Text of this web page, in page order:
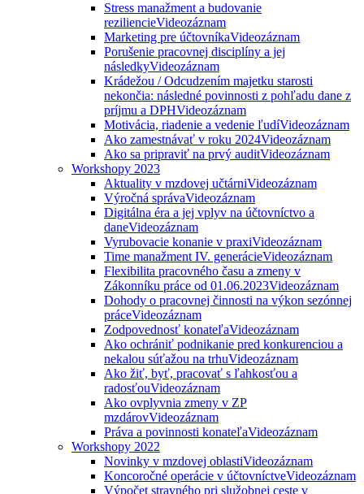
Stress manažment a budovanie
reziliencieVideozáznam
Marketing pre účtovníkaVideozáznam
Porušenie pracovnej disciplíny a jej
následkyVideozáznam
Krádežou / Odcudzením majetku starosti
nekončia: následné povinnosti z pohľadu dane z
príjmu a DPHVideozáznam
Motivácia, riadenie a vedenie ľudíVideozáznam
Ako zamestnávať v roku 2024Videozáznam
Ako sa pripraviť na prvý auditVideozáznam
Workshopy 2023
Aktuality v mzdovej učtárniVideozáznam
Výročná správaVideozáznam
Digitálna éra a jej vplyv na účtovníctvo a
daneVideozáznam
Vyrubovacie konanie v praxiVideozáznam
Time manažment IV. generácieVideozáznam
Flexibilita pracovného času a zmeny v
Zákonníku práce od 01.06.2023Videozáznam
Dohody o pracovnej činnosti na výkon sezónnej
práceVideozáznam
Zodpovednosť konateľaVideozáznam
Ako ochrániť podnikanie pred konkurenciou a
nekalou súťažou na trhuVideozáznam
Ako žiť, byť, pracovať s ľahkosťou a
radosťouVideozáznam
Ako ovplyvnia zmeny v ZP
mzdárovVideozáznam
Práva a povinnosti konateľaVideozáznam
Workshopy 2022
Novinky v mzdovej oblastiVideozáznam
Koncoročné operácie v účtovníctveVideozáznam
Výpočet stravného pri služobnej ceste v